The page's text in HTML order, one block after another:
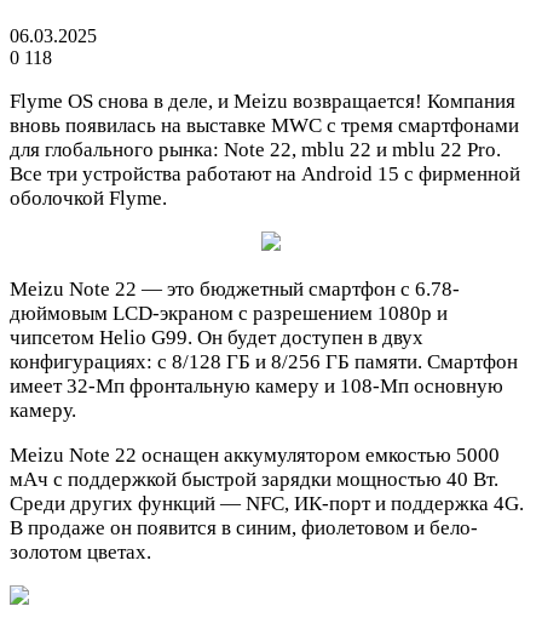
06.03.2025
0 118
Flyme OS снова в деле, и Meizu возвращается! Компания
вновь появилась на выставке MWC с тремя смартфонами
для глобального рынка: Note 22, mblu 22 и mblu 22 Pro.
Все три устройства работают на Android 15 с фирменной
оболочкой Flyme.
Meizu Note 22 — это бюджетный смартфон с 6.78-
дюймовым LCD-экраном с разрешением 1080p и
чипсетом Helio G99. Он будет доступен в двух
конфигурациях: с 8/128 ГБ и 8/256 ГБ памяти. Смартфон
имеет 32-Мп фронтальную камеру и 108-Мп основную
камеру.
Meizu Note 22 оснащен аккумулятором емкостью 5000
мАч с поддержкой быстрой зарядки мощностью 40 Вт.
Среди других функций — NFC, ИК-порт и поддержка 4G.
В продаже он появится в синим, фиолетовом и бело-
золотом цветах.